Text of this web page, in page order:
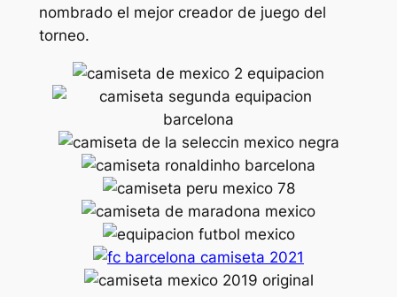
nombrado el mejor creador de juego del
torneo.